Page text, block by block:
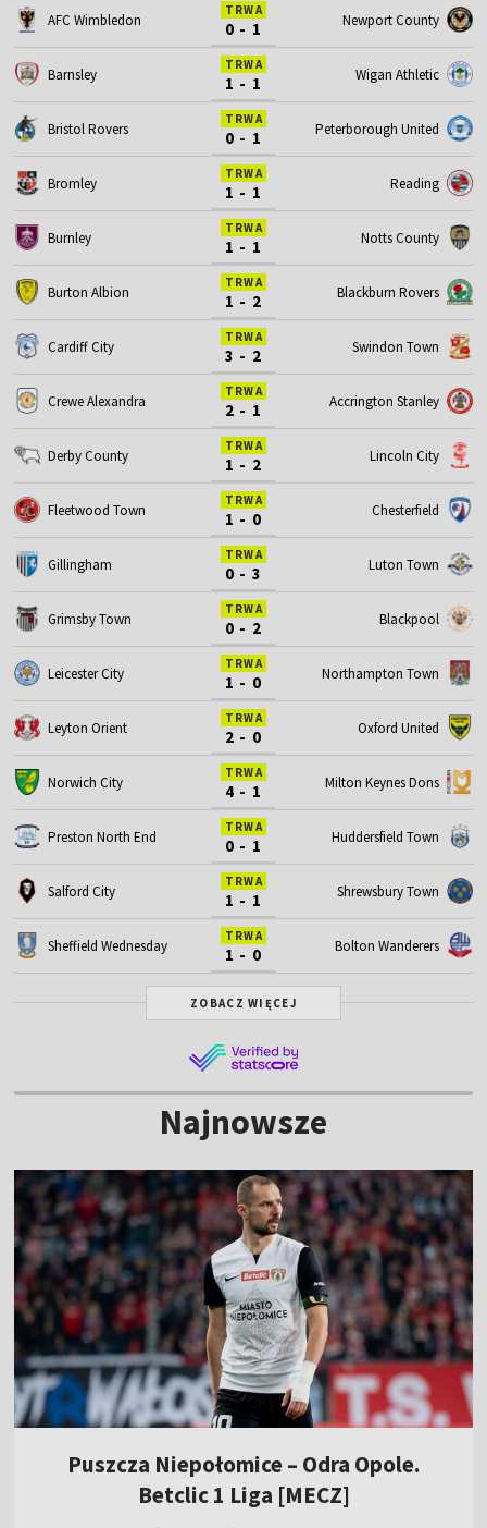
AFC Wimbledon
TRWA
0 - 1 Newport County
Barnsley
TRWA
1 - 1 Wigan Athletic
Bristol Rovers
TRWA
0 - 1 Peterborough United
Bromley
TRWA
1 - 1 Reading
Burnley
TRWA
1 - 1 Notts County
Burton Albion
TRWA
1 - 2 Blackburn Rovers
Cardiff City
TRWA
3 - 2 Swindon Town
Crewe Alexandra
TRWA
2 - 1 Accrington Stanley
Derby County
TRWA
1 - 2 Lincoln City
Fleetwood Town
TRWA
1 - 0 Chesterfield
Gillingham
TRWA
0 - 3 Luton Town
Grimsby Town
TRWA
0 - 2 Blackpool
Leicester City
TRWA
1 - 0 Northampton Town
Leyton Orient
TRWA
2 - 0 Oxford United
Norwich City
TRWA
4 - 1 Milton Keynes Dons
Preston North End
TRWA
0 - 1 Huddersfield Town
Salford City
TRWA
1 - 1 Shrewsbury Town
Sheffield Wednesday
TRWA
1 - 0 Bolton Wanderers
ZOBACZ WIĘCEJ
Najnowsze
Puszcza Niepołomice – Odra Opole.
Betclic 1 Liga [MECZ]